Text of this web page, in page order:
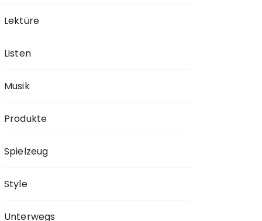
Lektüre
Listen
Musik
Produkte
Spielzeug
Style
Unterwegs